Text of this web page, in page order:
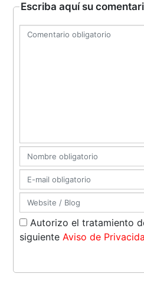
Escriba aquí su
Autorizo el tratamiento
siguienteAviso de